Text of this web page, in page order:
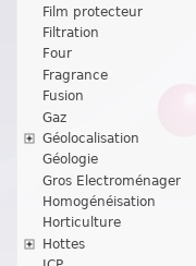
Film protecteur
Filtration
Four
Fragrance
Fusion
Gaz
Géolocalisation
Géologie
Gros Electroménager
Homogénéisation
Horticulture
Hottes